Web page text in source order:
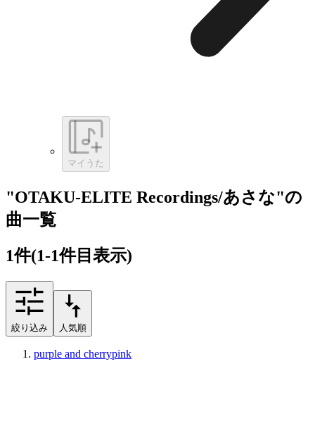
マイうた
"OTAKU-ELITE Recordings/あさな"の
曲一覧
1件(1-1件目表示)
絞り込み 人気順
purple and cherrypink